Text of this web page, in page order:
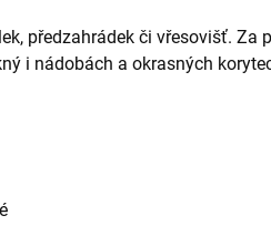
předzahrádek či vřesovišť. Za
i nádobách a okrasných